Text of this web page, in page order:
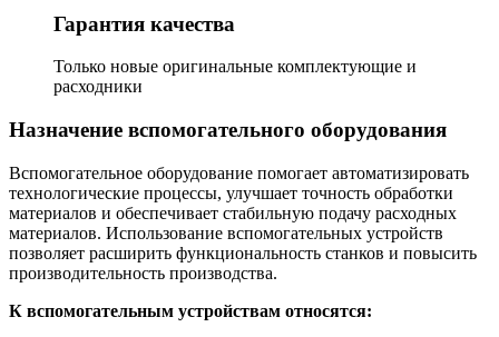
Гарантия качества
Только новые оригинальные комплектующие и
расходники
Назначение вспомогательного оборудования
Вспомогательное оборудование помогает автоматизировать
технологические процессы, улучшает точность обработки
материалов и обеспечивает стабильную подачу расходных
материалов. Использование вспомогательных устройств
позволяет расширить функциональность станков и повысить
производительность производства.
К вспомогательным устройствам относятся: